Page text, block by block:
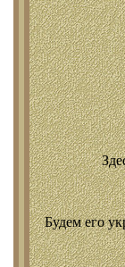
Будем его